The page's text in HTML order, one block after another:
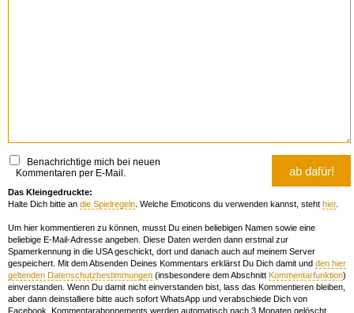
Benachrichtige mich bei neuen
Kommentaren per E-Mail.
Das Kleingedruckte:
Halte Dich bitte an die Spielregeln . Welche Emoticons du verwenden kannst, steht hier.
Um hier kommentieren zu können, musst Du einen beliebigen Namen sowie eine
beliebige E-Mail-Adresse angeben. Diese Daten werden dann erstmal zur
Spamerkennung in die USA geschickt, dort und danach auch auf meinem Server
gespeichert. Mit dem Absenden Deines Kommentars erklärst Du Dich damit und den hier
geltenden Datenschutzbestimmungen (insbesondere dem Abschnitt Kommentarfunktion)
einverstanden. Wenn Du damit nicht einverstanden bist, lass das Kommentieren bleiben,
aber dann deinstalliere bitte auch sofort WhatsApp und verabschiede Dich von
Facebook. Kommentarabonnements werden automatisch nach 3 Monaten gelöscht.